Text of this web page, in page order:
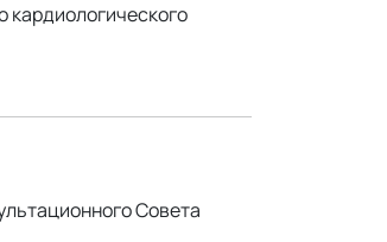
кардиологического
Совета